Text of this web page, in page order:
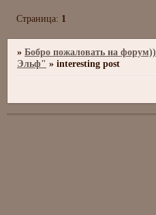
Страница: 1
»Бобро пожаловать на форум))
Эльф" »interesting post